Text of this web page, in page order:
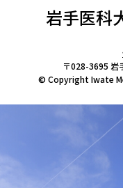
岩手医科
〒028-3695 岩
© Copyright Iwate